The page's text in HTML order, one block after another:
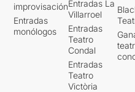
improvisación
Entradas
monólogos
Entradas La
Villarroel
Entradas
Teatro
Condal
Entradas
Teatro
Victòria